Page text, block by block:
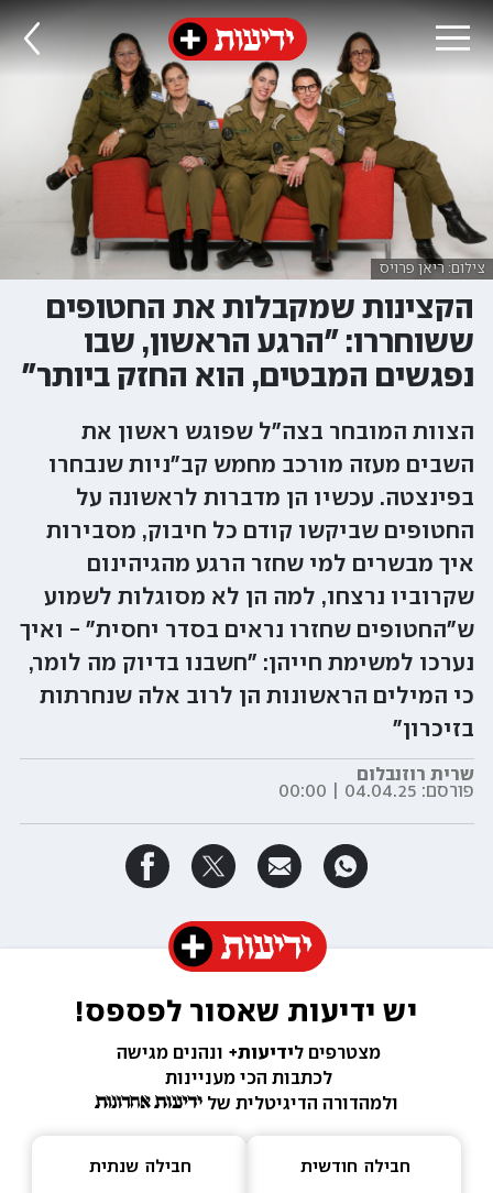
צילום: ריאן פרויס
הקצינות שמקבלות את החטופים
ששוחררו: "הרגע הראשון, שבו
נפגשים המבטים, הוא החזק ביותר"
הצוות המובחר בצה"ל שפוגש ראשון את
השבים מעזה מורכב מחמש קב"ניות שנבחרו
בפינצטה. עכשיו הן מדברות לראשונה על
החטופים שביקשו קודם כל חיבוק, מסבירות
איך מבשרים למי שחזר הרגע מהגיהינום
שקרוביו נרצחו, למה הן לא מסוגלות לשמוע
ש"החטופים שחזרו נראים בסדר יחסית" - ואיך
נערכו למשימת חייהן: "חשבנו בדיוק מה לומר,
כי המילים הראשונות הן לרוב אלה שנחרתות
בזיכרון"
שרית רוזנבלום
פורסם: 04.04.25 | 00:00
יש ידיעות שאסור לפספס!
מצטרפים לידיעות+ ונהנים מגישה
לכתבות הכי מעניינות
ולמהדורה הדיגיטלית של
חבילה חודשית חבילה שנתית